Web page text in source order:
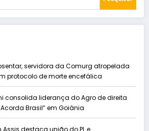
servidora da Comurg atropelada
protocolo de morte encefálica
consolida liderança do Agro de direita
Brasil” em Goiânia